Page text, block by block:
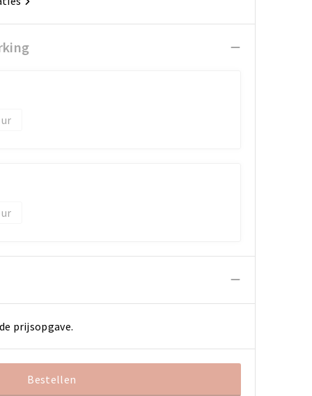
prijsopgave.
Bestellen